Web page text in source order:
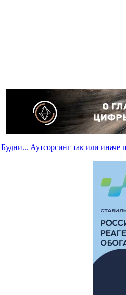
Будни... Аутсорсинг так или иначе